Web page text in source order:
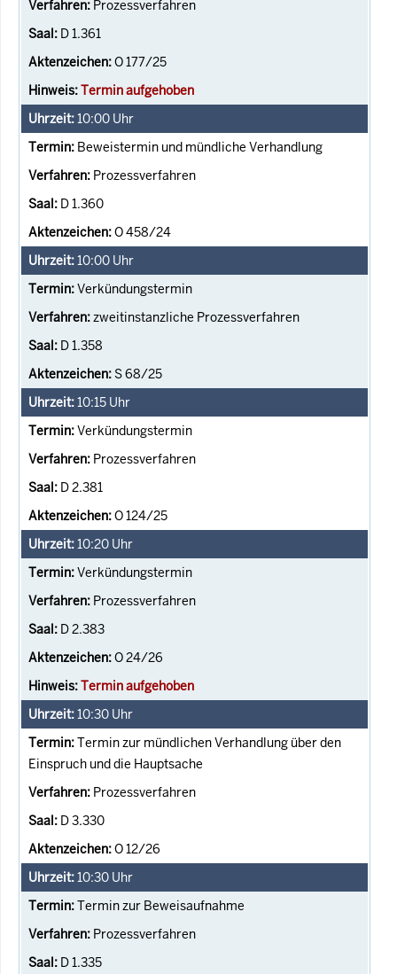
Prozessverfahren
D 1.361
O 177/25
Termin aufgehoben
10:00 Uhr
Beweistermin und mündliche Verhandlung
Prozessverfahren
D 1.360
O 458/24
10:00 Uhr
Verkündungstermin
zweitinstanzliche Prozessverfahren
D 1.358
S 68/25
10:15 Uhr
Verkündungstermin
Prozessverfahren
D 2.381
O 124/25
10:20 Uhr
Verkündungstermin
Prozessverfahren
D 2.383
O 24/26
Termin aufgehoben
10:30 Uhr
Termin zur mündlichen Verhandlung über den
Einspruch und die Hauptsache
Prozessverfahren
D 3.330
O 12/26
10:30 Uhr
Termin zur Beweisaufnahme
Prozessverfahren
D 1.335